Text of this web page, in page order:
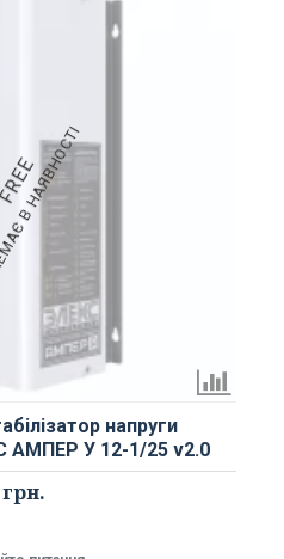
FREE
НЕМАЄ В НАЯВНОСТІ
напруги
АМПЕР У 12-1/25 v2.0
грн.